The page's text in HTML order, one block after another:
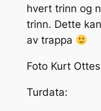
hvert trinn og
trinn. Dette
av trappa
Foto Kurt
Turdata: